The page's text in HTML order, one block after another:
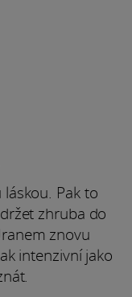
Pak to
zhruba do
znovu
intenzivní jako